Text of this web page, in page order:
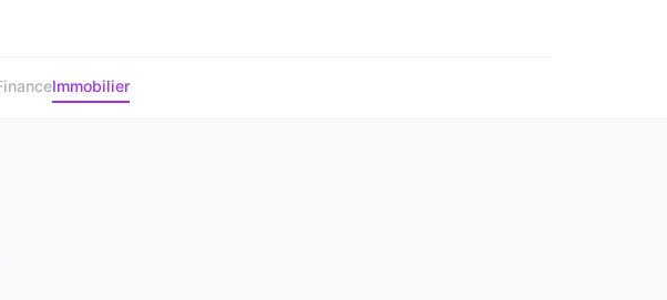
Immobilier